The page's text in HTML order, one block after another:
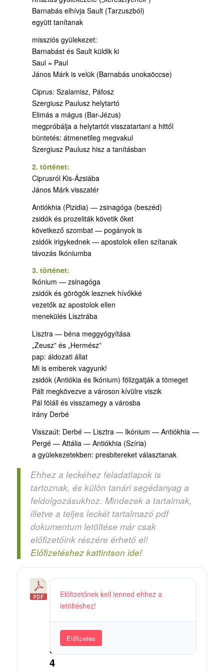
Barnabás elhívja Sault (Tarzuszból)
együtt tanítanak
missziós gyülekezet:
Barnabást és Sault küldik ki
Saul = Paul
János Márk is velük (Barnabás unokaöccse)
Ciprus: Szalamisz, Páfosz
Szergiusz Paulusz helytartó
Elimás a mágus (Bar-Jézus)
megpróbálja a helytartót visszatartani a hittől
büntetés: átmenetileg megvakul
Szergiusz Paulusz hisz a tanításban
2. történet:
Ciprusról Kis-Ázsiába
János Márk visszatér
Antiókhia (Pizidia) — zsinagóga (beszéd)
zsidók és prozeliták követik őket
következő szombat — pogányok is
zsidók irigykednek — apostolok ellen szítanak
távozás Ikóniumba
3. történet:
Ikónium — zsinagóga
zsidók és görögök lesznek hívőkké
vezetők az apostolok ellen
menekülés Lisztrába
Lisztra — béna meggyógyítása
„Zeusz” és „Hermész”
pap: áldozati állat
Mi is emberek vagyunk!
zsidók (Antiókia és Ikónium) fölizgatják a tömeget
Pált megkövezve a városon kívülre viszik
Pál föláll és visszamegy a városba
irány Derbé
Visszaút: Derbé — Lisztra — Ikónium — Antiókhia —
Pergé — Attália — Antiókhia (Szíria)
a gyülekezetekben: presbitereket választanak
Ehhez a leckéhez feladatlapok is
tartoznak, és külön tanári segédanyag a
feldolgozásukhoz. Mindezek a tartalmak,
illetve a teljes leckét tartalmazó pdf
dokumentum letöltése már csak
előfizetőink részére érhető el!
Előfizetéshez kattintson ide!
3
/
3
4
Előfizetőnek kell lenned ehhez a
letöltéshez!
Előfizetés